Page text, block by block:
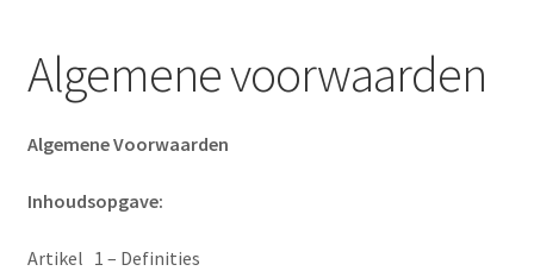
Contact
Algemene voorwaarden
Algemene Voorwaarden
Inhoudsopgave:
Artikel 1 – Definities